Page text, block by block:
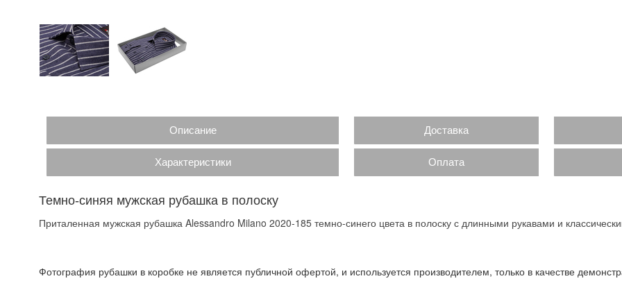
Описание Доставка
Характеристики Оплата
Темно-синяя мужская рубашка в полоску
Приталенная мужская рубашка Alessandro Milano 2020-185 темно-синего цвета в полоску с длинными рукавами и
Фотография рубашки в коробке не является публичной офертой, и используется производителем, только в качестве